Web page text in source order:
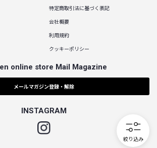
絞り込み
特定商取引法に基づく表記
会社概要
利用規約
クッキーポリシー
online store Mail Magazine
メールマガジン登録・解除
INSTAGRAM